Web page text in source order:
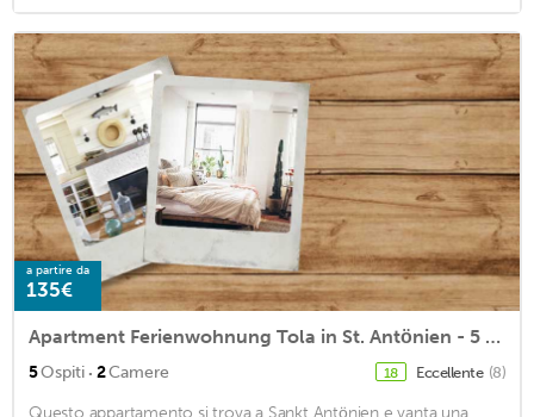
a partire da
135€
Apartment Ferienwohnung Tola in St. Antönien - 5 persons, 2 bedrooms
5Ospiti · 2Camere 18 Eccellente (8)
Questo appartamento si trova a Sankt Antönien e vanta una